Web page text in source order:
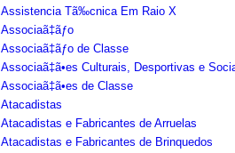
Assistencia Tã‰cnica Em Raio X
Associaã‡ãƒo
Associaã‡ãƒo de Classe
Associaã‡ã•es Culturais, Desportivas e
Associaã‡ã•es de Classe
Atacadistas
Atacadistas e Fabricantes de Arruelas
Atacadistas e Fabricantes de Brinquedos